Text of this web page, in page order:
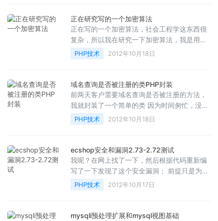
正在研究写的一个加密算法
正在写的一个加密算法，社会工程学这东西很
复杂，所以我在研究一下加密算法，我是用的
ecshop2.73的数据库，当然现在还没完善正在
研究完善中，一个...
PHP技术 2012年10月18日
域名查询是否被注册的类PHP封装
前两天客户需要域名查询是否被注册的方法，
我就封装了一个简单的类 因为时间匆忙，没有
改善，希望朋友们看到了一块帮忙完善一下 谢
谢大家现在放出...
PHP技术 2012年10月18日
ecshop安全和漏洞2.73-2.72测试
我呢？在网上找了一下，然后根据代码重新编
写了一下发现了这个安全漏洞； 前提只是为了
做安全使用，请勿攻击他人网站 &lt;html
xmlns=&quot;ht...
PHP技术 2012年10月17日
mysqli预处理扩展和mysql视图基础